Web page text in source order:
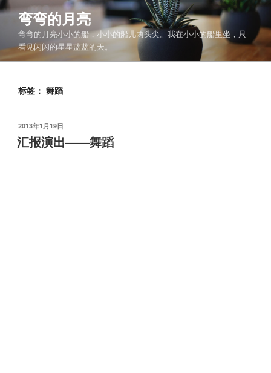
跳
容
弯弯的月亮
弯弯的月亮小小的船，小小的船儿两头尖。我在小小的船里坐，只
看见闪闪的星星蓝蓝的天。
标签： 舞蹈
发
布
于
2013年1月19日
汇报演出——舞蹈